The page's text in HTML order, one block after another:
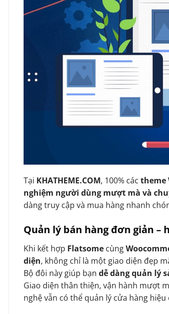
Tại KHATHEME.COM, 100% các theme
nghiệm người dùng mượt mà và
dàng truy cập và mua hàng nhanh
Quản lý bán hàng đơn giản
Khi kết hợp Flatsome cùng
diện, không chỉ là một giao diện đẹp
Bộ đôi này giúp bạn dễ dàng quản lý
Giao diện thân thiện, vận hành mượt
nghệ vẫn có thể quản lý cửa hàng hiệu